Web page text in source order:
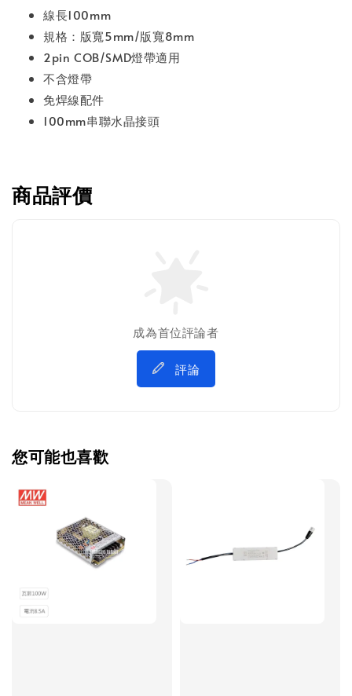
線長100mm
規格：版寬5mm/版寬8mm
2pin COB/SMD燈帶適用
不含燈帶
免焊線配件
100mm串聯水晶接頭
商品評價
成為首位評論者
評論
您可能也喜歡